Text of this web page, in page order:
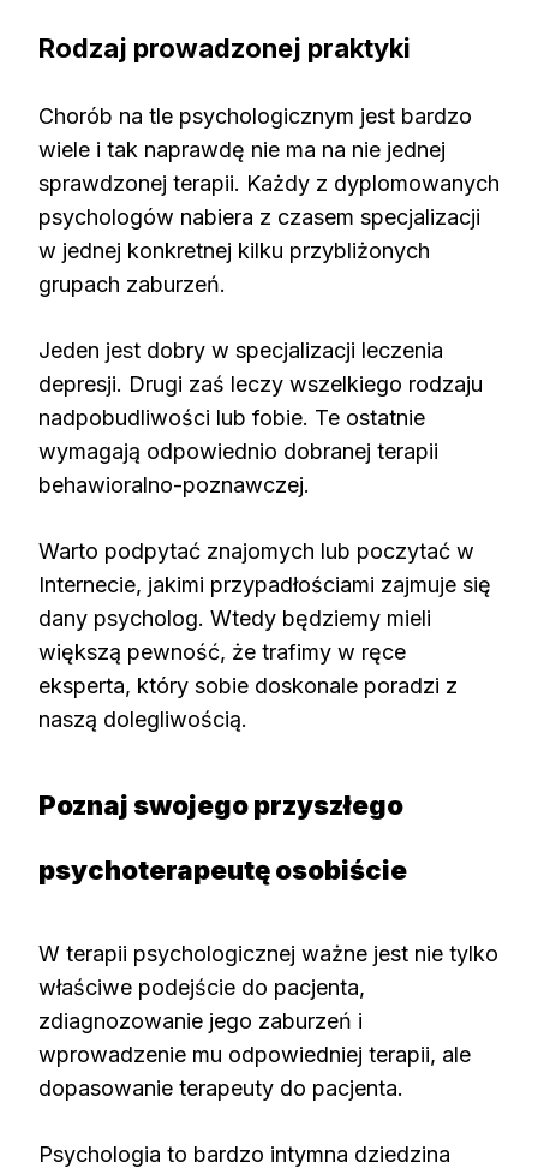
Rodzaj prowadzonej praktyki
Chorób na tle psychologicznym jest bardzo
wiele i tak naprawdę nie ma na nie jednej
sprawdzonej terapii. Każdy z dyplomowanych
psychologów nabiera z czasem specjalizacji
w jednej konkretnej kilku przybliżonych
grupach zaburzeń.
Jeden jest dobry w specjalizacji leczenia
depresji. Drugi zaś leczy wszelkiego rodzaju
nadpobudliwości lub fobie. Te ostatnie
wymagają odpowiednio dobranej terapii
behawioralno-poznawczej.
Warto podpytać znajomych lub poczytać w
Internecie, jakimi przypadłościami zajmuje się
dany psycholog. Wtedy będziemy mieli
większą pewność, że trafimy w ręce
eksperta, który sobie doskonale poradzi z
naszą dolegliwością.
Poznaj swojego przyszłego
psychoterapeutę osobiście
W terapii psychologicznej ważne jest nie tylko
właściwe podejście do pacjenta,
zdiagnozowanie jego zaburzeń i
wprowadzenie mu odpowiedniej terapii, ale
dopasowanie terapeuty do pacjenta.
Psychologia to bardzo intymna dziedzina